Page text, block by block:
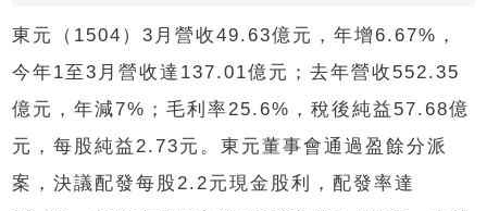
東元（1504）3月營收49.63億元，年增6.67%，
今年1至3月營收達137.01億元；去年營收552.35
億元，年減7%；毛利率25.6%，稅後純益57.68億
元，每股純益2.73元。東元董事會通過盈餘分派
案，決議配發每股2.2元現金股利，配發率達